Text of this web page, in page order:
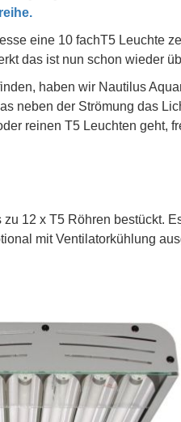
eine 10 fachT5 Leuchte
das ist nun schon wieder
haben wir Nautilus
neben der Strömung das
reinen T5 Leuchten geht,
12 x T5 Röhren bestückt.
mit Ventilatorkühlung